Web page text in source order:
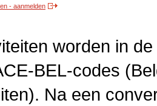
- aanmelden
worden in
BEL-codes
Na een